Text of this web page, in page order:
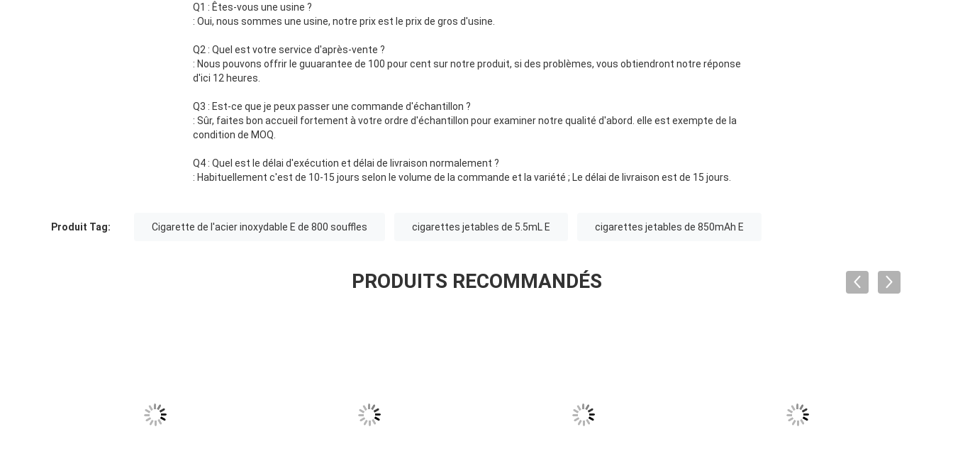
Q1 : Êtes-vous une usine ?
: Oui, nous sommes une usine, notre prix est le prix de gros d'usine.
Q2 : Quel est votre service d'après-vente ?
: Nous pouvons offrir le guuarantee de 100 pour cent sur notre produit, si des problèmes, vous obtiendront notre réponse
d'ici 12 heures.
Q3 : Est-ce que je peux passer une commande d'échantillon ?
: Sûr, faites bon accueil fortement à votre ordre d'échantillon pour examiner notre qualité d'abord. elle est exempte de la
condition de MOQ.
Q4 : Quel est le délai d'exécution et délai de livraison normalement ?
: Habituellement c'est de 10-15 jours selon le volume de la commande et la variété ; Le délai de livraison est de 15 jours.
Produit Tag: Cigarette de l'acier inoxydable E de 800 souffles cigarettes jetables de 5.5mL E cigarettes jetables de 850mAh E
PRODUITS RECOMMANDÉS